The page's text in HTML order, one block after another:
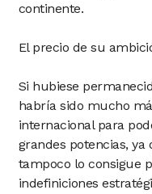
continente.
El precio de su
Si hubiese
habría sido mucho
internacional para
grandes potencias, ya
tampoco lo consigue
indefiniciones